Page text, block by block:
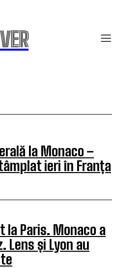
la Monaco –
ieri în Franța
la Paris. Monaco a
și Lyon au